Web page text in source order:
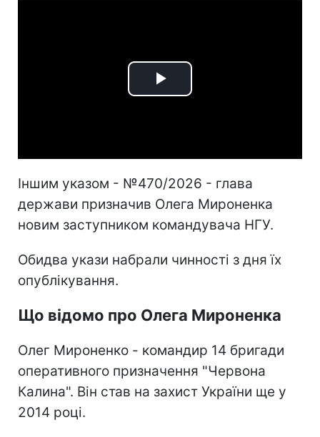
Play
Іншим указом - №470/2026 - глава
держави призначив Олега Мироненка
новим заступником командувача НГУ.
Обидва укази набрали чинності з дня їх
опублікування.
Що відомо про Олега Мироненка
Олег Мироненко - командир 14 бригади
оперативного призначення "Червона
Калина". Він став на захист України ще у
2014 році.